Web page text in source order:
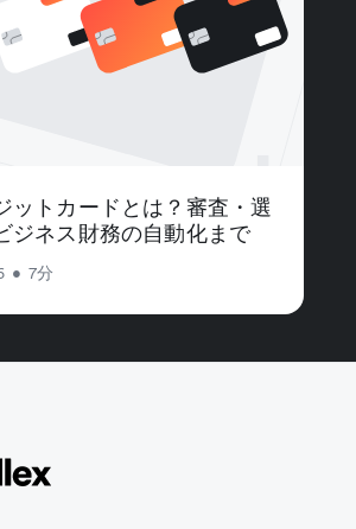
ットカードとは？審査・選
ジネス財務の自動化まで
• 7分